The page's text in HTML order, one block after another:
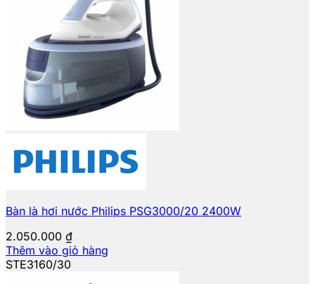
Bàn là hơi nước Philips PSG3000/20 2400W
2.050.000 ₫
Thêm vào giỏ hàng
STE3160/30